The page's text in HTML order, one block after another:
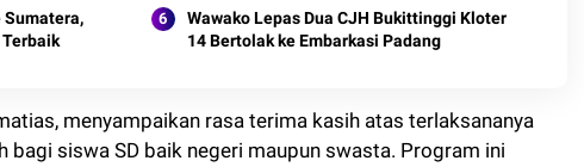
Sumatera,
Wawako Lepas Dua CJH Bukittinggi Kloter
14 Bertolak ke Embarkasi Padang
menyampaikan rasa terima kasih atas terlaksananya
bagi siswa SD baik negeri maupun swasta. Program ini